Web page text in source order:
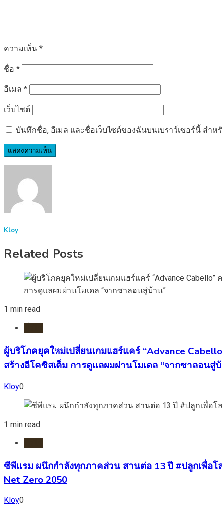
ความเห็น *
ชื่อ *
อีเมล *
เว็บไซต์
บันทึกชื่อ, อีเมล และชื่อเว็บไซต์ของฉันบนเบราว์เซอร์นี้ สำห
Kloy
Related Posts
1 min read
ผู้บริโภคยุคใหม่เปลี่ยนเกมแฮร์แคร์ “Advance
สร้างอีโคซิสเต็ม การดูแลผมผ่านโมเดล “จากซาลอนสู่
Kloy0
1 min read
ซีพีแรม ผนึกกำลังทุกภาคส่วน สานต่อ 13 ปี #ปลูกเพื่อ
Net Zero 2050
Kloy0